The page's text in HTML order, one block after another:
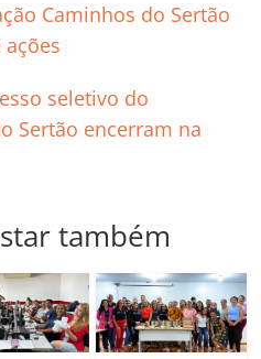
Caminhos do Sertão
seletivo do
Sertão encerram na
também